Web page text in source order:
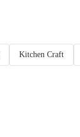
Kitchen Craft